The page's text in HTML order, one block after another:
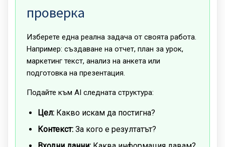
проверка
Изберете една реална задача от своята работа.
Например: създаване на отчет, план за урок,
маркетинг текст, анализ на анкета или
подготовка на презентация.
Подайте към AI следната структура:
Цел: Какво искам да постигна?
Контекст: За кого е резултатът?